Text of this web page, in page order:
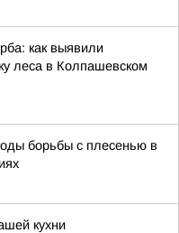
как выявили
леса в Колпашевском
борьбы с плесенью в
кухни